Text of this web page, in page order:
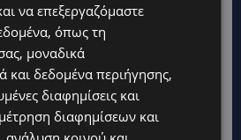
να επεξεργαζόμαστε
όπως τη
μοναδικά
και δεδομένα περιήγησης,
διαφημίσεις και
διαφημίσεων και